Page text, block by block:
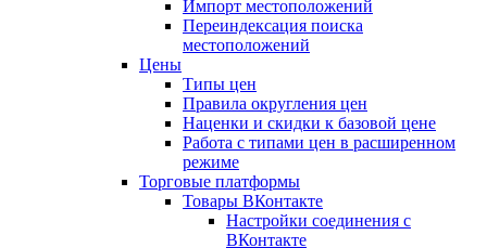
Импорт местоположений
Переиндексация поиска
местоположений
Цены
Типы цен
Правила округления цен
Наценки и скидки к базовой цене
Работа с типами цен в расширенном
режиме
Торговые платформы
Товары ВКонтакте
Настройки соединения с
ВКонтакте